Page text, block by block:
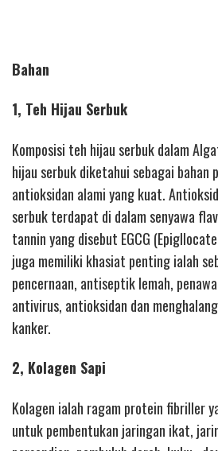
Bahan
1, Teh Hijau Serbuk
Komposisi teh hijau serbuk dalam
hijau serbuk diketahui sebagai bahan
antioksidan alami yang kuat.
serbuk terdapat di dalam senyawa
tannin yang disebut EGCG
juga memiliki khasiat penting ialah
pencernaan, antiseptik lemah,
antivirus, antioksidan dan
kanker.
2, Kolagen Sapi
Kolagen ialah ragam protein fibriller
untuk pembentukan jaringan ikat,